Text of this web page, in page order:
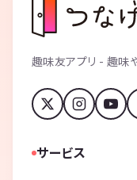
趣味友アプリ - 趣味
サービス